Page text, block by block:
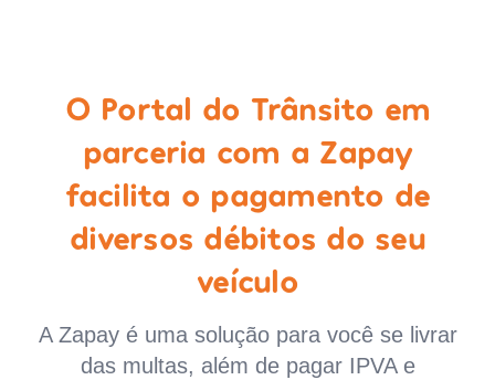
O Portal do Trânsito em
parceria com a Zapay
facilita o pagamento de
diversos débitos do seu
veículo
A Zapay é uma solução para você se livrar
das multas, além de pagar IPVA e